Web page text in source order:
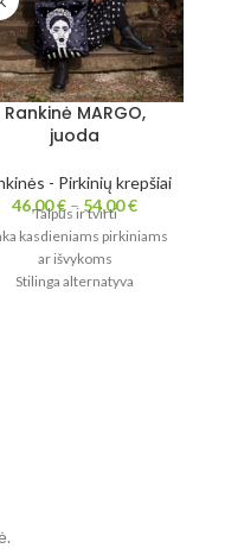
Rankinė MARGO,
juoda
- Pirkinių krepšiai
46,00€ – 54,00€
Talpūs ir tvirti
kasdieniams pirkiniams
ar išvykoms
Stilinga alternatyva